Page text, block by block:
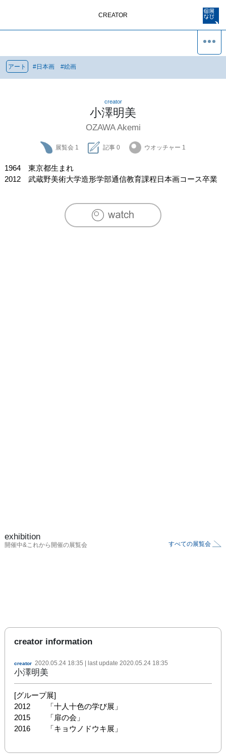
CREATOR
アート #日本画 #絵画
creator
小澤明美
OZAWA Akemi
展覧会 1 記事 0 ウオッチャー 1
1964　東京都生まれ
2012　武蔵野美術大学造形学部通信教育課程日本画コース卒業
exhibition
開催中&これから開催の展覧会 すべての展覧会
creator information
creator 2020.05.24 18:35 | last update 2020.05.24 18:35
小澤明美
[グループ展]
2012	「十人十色の学び展」
2015	「扉の会」
2016	「キョウノドウキ展」